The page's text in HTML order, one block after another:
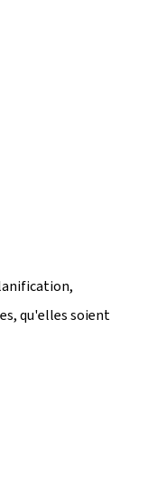
qu'elles soient